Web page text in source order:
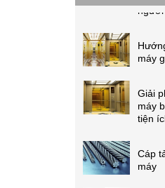
máy
máy
tiện
máy